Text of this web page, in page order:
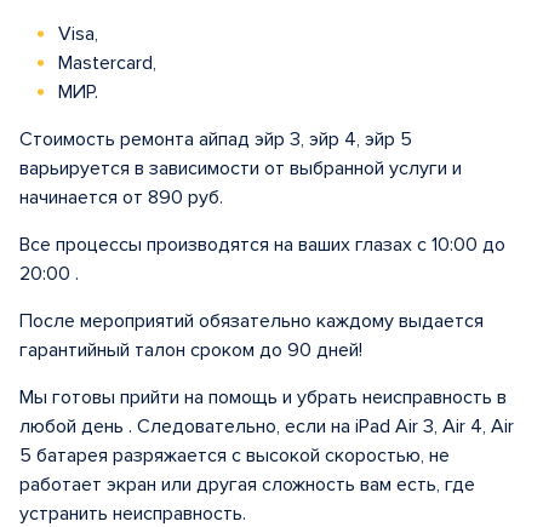
Visa,
Mastercard,
МИР.
Стоимость ремонта айпад эйр 3, эйр 4, эйр 5
варьируется в зависимости от выбранной услуги и
начинается от 890 руб.
Все процессы производятся на ваших глазах с 10:00 до
20:00 .
После мероприятий обязательно каждому выдается
гарантийный талон сроком до 90 дней!
Мы готовы прийти на помощь и убрать неисправность в
любой день . Следовательно, если на iPad Air 3, Air 4, Air
5 батарея разряжается с высокой скоростью, не
работает экран или другая сложность вам есть, где
устранить неисправность.